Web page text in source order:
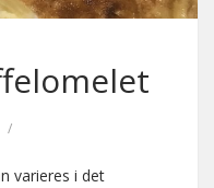
/
varieres i det